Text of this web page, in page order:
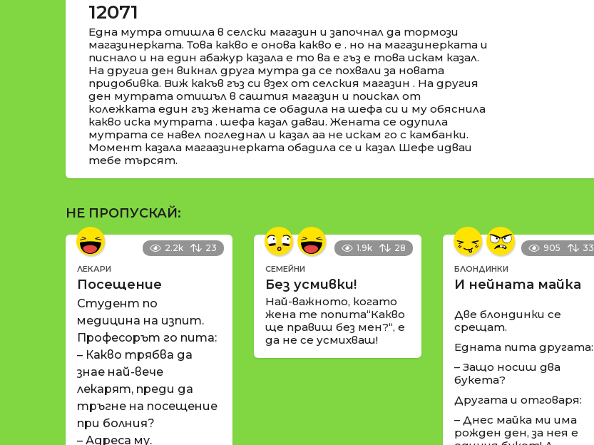
12071
Една мутра отишла в селски магазин и започнал да тормози
магазинерката. Това какво е онова какво е . но на магазинерката и
писнало и на един абажур казала е то ва е гъз е това искам казал.
На другиа ден викнал друга мутра да се похвали за новата
придобивка. Виж какъв гъз си взех от селския магазин . На другия
ден мутрата отишъл в саштия магазин и поискал от
колежката един гъз жената се обадила на шефа си и му обяснила
какво иска мутрата . шефа казал даваи. Жената се одупила
мутрата се навел погледнал и казал аа не искам го с камбанки.
Момент казала магаазинерката обадила се и казал Шефе идваи
тебе търсят.
НЕ ПРОПУСКАЙ:
2.2k 23
ЛЕКАРИ
Посещение
Студент по
медицина на изпит.
Професорът го пита:
– Какво трябва да
знае най-вече
лекарят, преди да
тръгне на посещение
при болния?
– Адреса му.
1.9k 28
СЕМЕЙНИ
Без усмивки!
Най-важното, когато
жена те попита“Какво
ще правиш без мен?“, е
да не се усмихваш!
905 33
БЛОНДИНКИ
И нейната майка
Две блондинки се
срещат.
Едната пита другата:
– Защо носиш два
букета?
Другата и отговаря:
– Днес майка ми има
рожден ден, за нея е